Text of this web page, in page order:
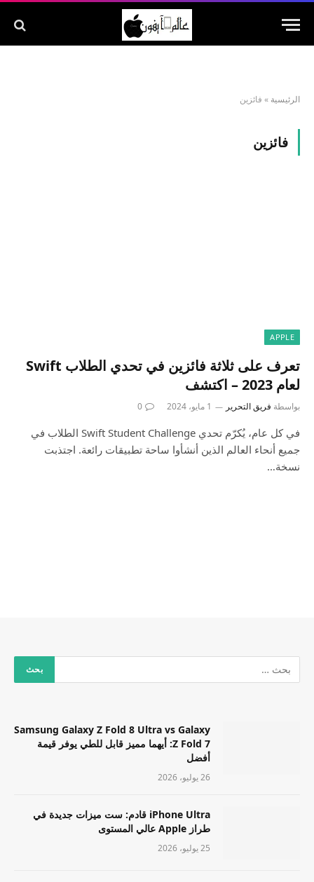
الرئيسية » فائزين
فائزين
APPLE
تعرف على ثلاثة فائزين في تحدي الطلاب Swift
لعام 2023 – اكتشف
بواسطة فريق التحرير 1 مايو، 2024 0
في كل عام، يُكرّم تحدي Swift Student Challenge الطلاب في
جميع أنحاء العالم الذين أنشأوا ساحة تطبيقات رائعة. اجتذبت
نسخة…
Samsung Galaxy Z Fold 8 Ultra vs Galaxy
Z Fold 7: أيهما مميز قابل للطي يوفر قيمة
أفضل
26 يوليو، 2026
iPhone Ultra قادم: ست ميزات جديدة في
طراز Apple عالي المستوى
25 يوليو، 2026